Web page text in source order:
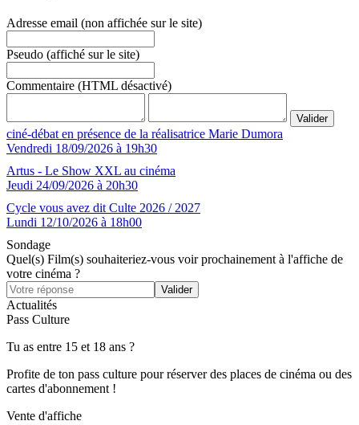
Adresse email (non affichée sur le site)
Pseudo (affiché sur le site)
Commentaire (HTML désactivé)
ciné-débat en présence de la réalisatrice Marie Dumora
Vendredi 18/09/2026 à 19h30
Artus - Le Show XXL au cinéma
Jeudi 24/09/2026 à 20h30
Cycle vous avez dit Culte 2026 / 2027
Lundi 12/10/2026 à 18h00
Sondage
Quel(s) Film(s) souhaiteriez-vous voir prochainement à l'affiche de
votre cinéma ?
Actualités
Pass Culture
Tu as entre 15 et 18 ans ?
Profite de ton pass culture pour réserver des places de cinéma ou des
cartes d'abonnement !
Vente d'affiche